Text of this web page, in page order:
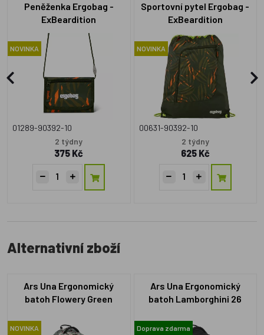
Peněženka Ergobag -
ExBeardition
NOVINKA
01289-90392-10
2 týdny
375 Kč
Sportovní pytel Ergobag -
ExBeardition
NOVINKA
00631-90392-10
2 týdny
625 Kč
Alternativní zboží
Ars Una Ergonomický
batoh Flowery Green
NOVINKA
Ars Una Ergonomický
batoh Lamborghini 26
Doprava zdarma